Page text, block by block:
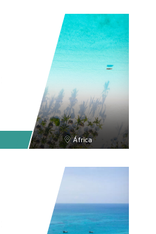
África